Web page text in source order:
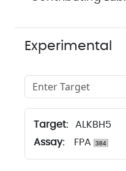
Experimental
Target: ALKBH5
Assay:
FPA